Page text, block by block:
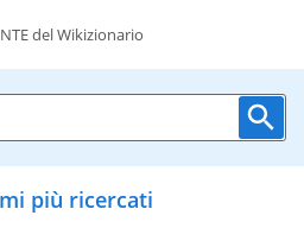
del Wikizionario
più ricercati